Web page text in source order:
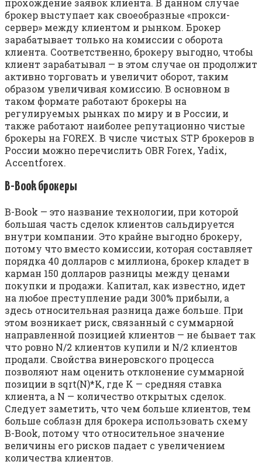
брокер выступает как своеобразные «прокси-
сервер» между клиентом и рынком. Брокер
зарабатывает только на комиссии с оборота
клиента. Соответственно, брокеру выгодно, чтобы
клиент зарабатывал — в этом случае он продолжит
активно торговать и увеличит оборот, таким
образом увеличивая комиссию. В основном в
таком формате работают брокеры на
регулируемых рынках по миру и в России, и
также работают наиболее репутационно чистые
брокеры на FOREX. В числе чистых STP брокеров в
России можно перечислить OBR Forex, Yadix,
Accentforex.
B-Book брокеры
B-Book — это название технологии, при которой
большая часть сделок клиентов сальдируется
внутри компании. Это крайне выгодно брокеру,
потому что вместо комиссии, которая составляет
порядка 40 долларов с миллиона, брокер кладет в
карман 150 долларов разницы между ценами
покупки и продажи. Капитал, как известно, идет
на любое преступление ради 300% прибыли, а
здесь относительная разница даже больше. При
этом возникает риск, связанный с суммарной
направленной позицией клиентов — не бывает так
что ровно N/2 клиентов купили и N/2 клиентов
продали. Свойства винеровского процесса
позволяют нам оценить отклонение суммарной
позиции в sqrt(N)*K, где K — средняя ставка
клиента, а N — количество открытых сделок.
Следует заметить, что чем больше клиентов, тем
больше соблазн для брокера использовать схему
B-Book, потому что относительное значение
величины его рисков падает с увеличением
количества клиентов.